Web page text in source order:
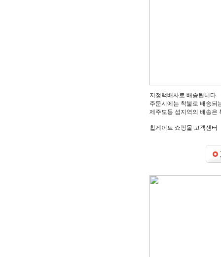
지정택배사로 배송됩니다.
주문시에는 착불로 배송되
제주도등 섬지역의 배송은
휠게이트 쇼핑몰 고객센터